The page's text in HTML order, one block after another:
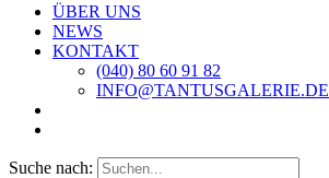
ÜBER UNS
NEWS
KONTAKT
(040) 80 60 91 82
INFO@TANTUSGALERIE.DE
Suche nach: